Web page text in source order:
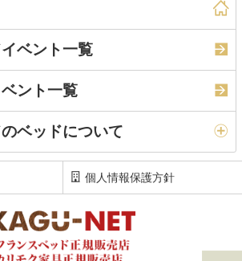
ベント一覧
ント一覧
ベッドについて
個人情報保護方針